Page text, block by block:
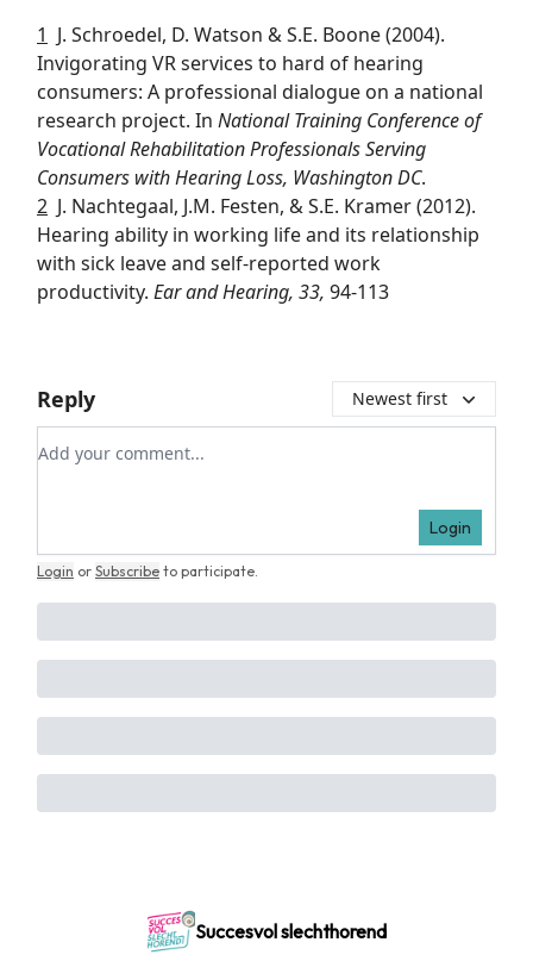
1 J. Schroedel, D. Watson & S.E. Boone (2004).
Invigorating VR services to hard of hearing
consumers: A professional dialogue on a national
research project. In National Training Conference of
Vocational Rehabilitation Professionals Serving
Consumers with Hearing Loss, Washington DC.
2 J. Nachtegaal, J.M. Festen, & S.E. Kramer (2012).
Hearing ability in working life and its relationship
with sick leave and self-reported work
productivity. Ear and Hearing, 33, 94-113
Reply Newest first
Add your comment
Login
Login or Subscribe to participate
Succesvol slechthorend